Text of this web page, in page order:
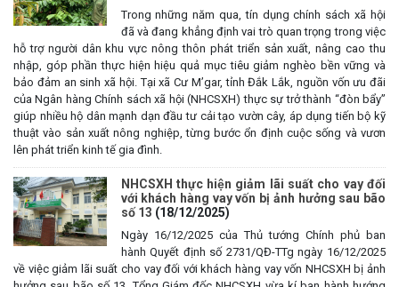
Trong những năm qua, tín dụng chính sách xã hội
đã và đang khẳng định vai trò quan trọng trong việc
hỗ trợ người dân khu vực nông thôn phát triển sản xuất, nâng cao thu
nhập, góp phần thực hiện hiệu quả mục tiêu giảm nghèo bền vững và
bảo đảm an sinh xã hội. Tại xã Cư M’gar, tỉnh Đắk Lắk, nguồn vốn ưu đãi
của Ngân hàng Chính sách xã hội (NHCSXH) thực sự trở thành “đòn bẩy”
giúp nhiều hộ dân mạnh dạn đầu tư cải tạo vườn cây, áp dụng tiến bộ kỹ
thuật vào sản xuất nông nghiệp, từng bước ổn định cuộc sống và vươn
lên phát triển kinh tế gia đình.
NHCSXH thực hiện giảm lãi suất cho vay đối
với khách hàng vay vốn bị ảnh hưởng sau bão
số 13 (18/12/2025)
Ngày 16/12/2025 của Thủ tướng Chính phủ ban
hành Quyết định số 2731/QĐ-TTg ngày 16/12/2025
về việc giảm lãi suất cho vay đối với khách hàng vay vốn NHCSXH bị ảnh
TRIỂN KHAI, GIAO NHIỆM VỤ TÌM KIẾM, QUY TẬP VÀ XÁC ĐỊNH
DANH TÍNH HÀI CỐT LIỆT SĨ
(27/07/2026)
HỘI LIÊN HIỆP PHỤ NỮ XÃ THĂM, TẶNG QUÀ CÁC GIA ĐÌNH
CHÍNH SÁCH NHÂN NGÀY THƯƠNG BINH - LIỆT SĨ 27/7
(27/07/2026)
HỘI NGƯỜI CAO TUỔI XÃ CƯ M’GAR: SƠ KẾT CÔNG TÁC HỘI 6
THÁNG ĐẦU NĂM VÀ KIỆN TOÀN TỔ CHỨC CHI HỘI SAU SÁP
NHẬP